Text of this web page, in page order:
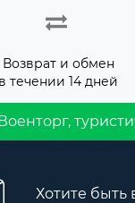
Возврат и обмен
в течении 14 дней
Хотите быть